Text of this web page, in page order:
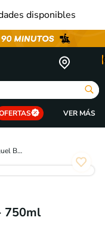
disponibles
Ron San Miguel Black 7 A. - 750ml
750ml